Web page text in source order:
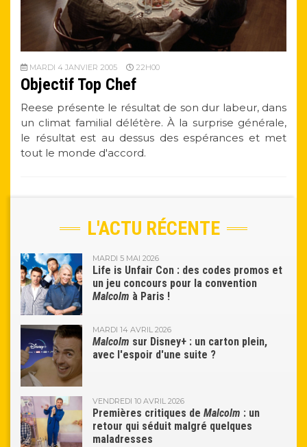
MARDI 4 JANVIER 2005 22H00
Objectif Top Chef
Reese présente le résultat de son dur labeur, dans
un climat familial délétère. À la surprise générale,
le résultat est au dessus des espérances et met
tout le monde d'accord.
L'ACTU RÉCENTE
MARDI 5 MAI 2026
Life is Unfair Con : des codes promos et
un jeu concours pour la convention
Malcolm à Paris !
MARDI 14 AVRIL 2026
Malcolm sur Disney+ : un carton plein,
avec l'espoir d'une suite ?
VENDREDI 10 AVRIL 2026
Premières critiques de Malcolm : un
retour qui séduit malgré quelques
maladresses